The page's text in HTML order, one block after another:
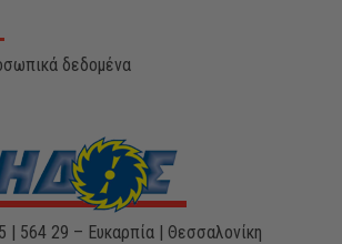
δεδομένα
| 564 29 – Ευκαρπία | Θεσσαλονίκη